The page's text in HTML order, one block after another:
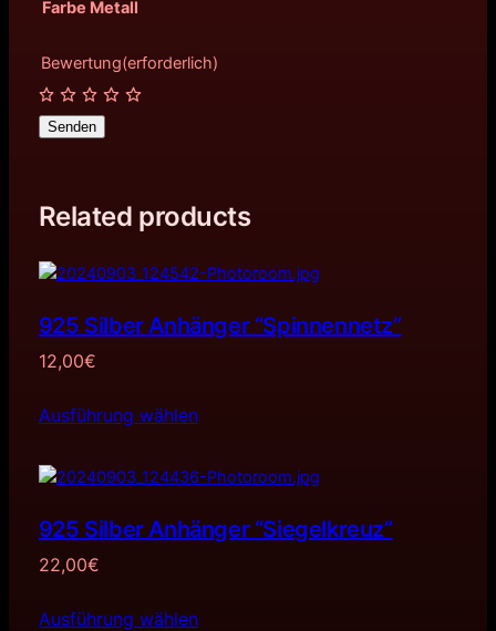
Farbe Metall
Bewertung(erforderlich)
Senden
Related products
925 Silber Anhänger “Spinnennetz”
12,00€
Ausführung wählen
925 Silber Anhänger “Siegelkreuz”
22,00€
Ausführung wählen